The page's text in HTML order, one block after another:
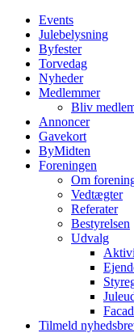
Events
Julebelysning
Byfester
Torvedag
Nyheder
Medlemmer
Bliv
Annoncer
Gavekort
ByMidten
Foreningen
Om
Vedtægter
Referater
Bestyrelsen
Udvalg
Tilmeld